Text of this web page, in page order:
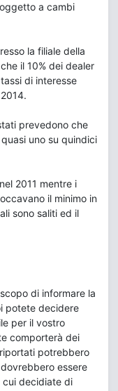
a cambi
la filiale della
il 10% dei dealer
di interesse
prevedono che
uno su quindici
2011 mentre i
il minimo in
sono saliti ed il
di informare la
potete decidere
per il vostro
comporterà dei
potrebbero
essere
cui decidiate di